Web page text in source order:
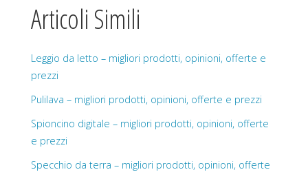
Articoli Simili
Leggio da letto – migliori prodotti, opinioni, offerte e
prezzi
Pulilava – migliori prodotti, opinioni, offerte e prezzi
Spioncino digitale – migliori prodotti, opinioni, offerte
e prezzi
Specchio da terra – migliori prodotti, opinioni, offerte